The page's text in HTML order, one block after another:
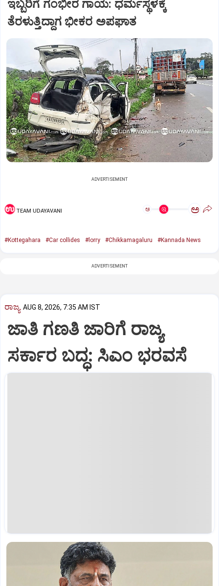
ಇಬ್ಬರಿಗೆ ಗಂಭೀರ ಗಾಯ: ಧರ್ಮಸ್ಥಳಕ್ಕೆ
ತೆರಳುತ್ತಿದ್ದಾಗ ಭೀಕರ ಅಪಘಾತ
ADVERTISEMENT
TEAM UDAYAVANI ಅ ಅ
#Kottegahara #Car collides #lorry #Chikkamagaluru #Kannada News
ADVERTISEMENT
ರಾಜ್ಯ AUG 8, 2026, 7:35 AM IST
ಜಾತಿ ಗಣತಿ ಜಾರಿಗೆ ರಾಜ್ಯ
ಸರ್ಕಾರ ಬದ್ಧ: ಸಿಎಂ ಭರವಸೆ